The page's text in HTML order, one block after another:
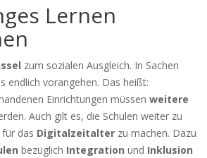
Lernen
zum sozialen Ausgleich. In Sachen
endlich vorangehen. Das heißt:
Einrichtungen müssen weitere
Auch gilt es, die Schulen weiter zu
das Digitalzeitalter zu machen. Dazu
bezüglich Integration und Inklusion